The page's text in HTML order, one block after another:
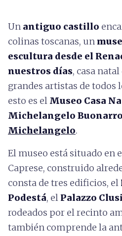
Un antiguo castillo
colinas toscanas, un
escultura desde el
nuestros días, casa
grandes artistas de todos
esto es el Museo Casa
Michelangelo
Michelangelo.
El museo está situado en
Caprese, construido
consta de tres edificios, el
Podestá, el Palazzo
rodeados por el recinto
también comprende la